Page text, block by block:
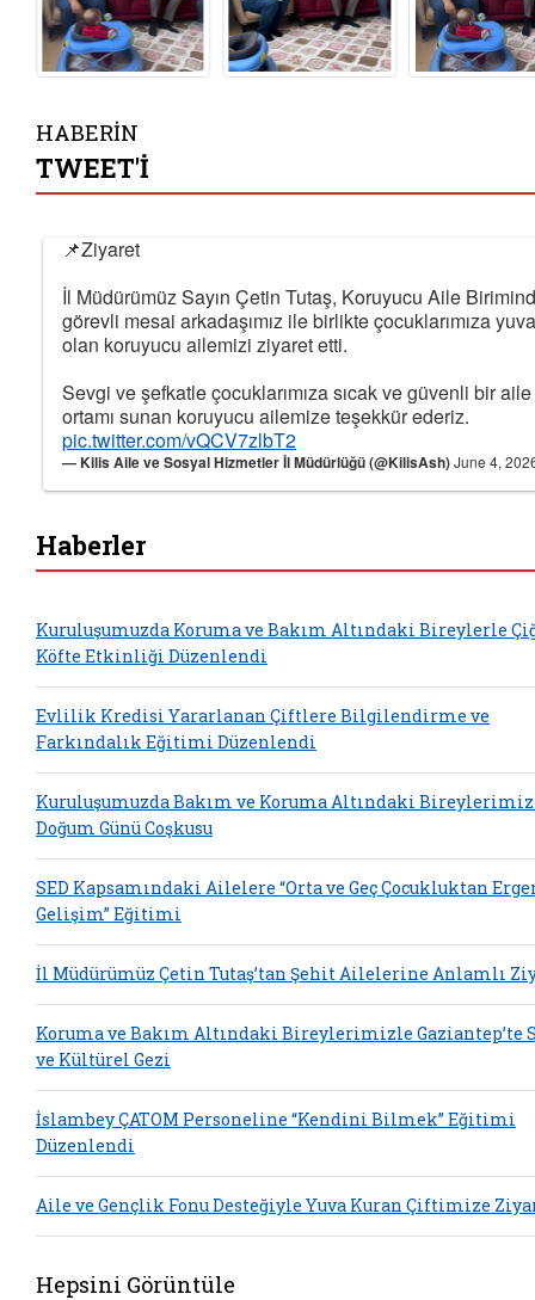
HABERİN
TWEET'İ
📌Ziyaret
İl Müdürümüz Sayın Çetin Tutaş, Koruyucu Aile
görevli mesai arkadaşımız ile birlikte çocuklarımıza yuva
olan koruyucu ailemizi ziyaret etti.
Sevgi ve şefkatle çocuklarımıza sıcak ve güvenli bir aile
ortamı sunan koruyucu ailemize teşekkür ederiz.
pic.twitter.com/vQCV7zlbT2
— Kilis Aile ve Sosyal Hizmetler İl Müdürlüğü (@KilisAsh)June 4,
Haberler
Kuruluşumuzda Koruma ve Bakım Altındaki Bireylerle
Köfte Etkinliği Düzenlendi
Evlilik Kredisi Yararlanan Çiftlere Bilgilendirme ve
Farkındalık Eğitimi Düzenlendi
Kuruluşumuzda Bakım ve Koruma Altındaki
Doğum Günü Coşkusu
SED Kapsamındaki Ailelere “Orta ve Geç Çocukluktan
Gelişim” Eğitimi
İl Müdürümüz Çetin Tutaş’tan Şehit Ailelerine Anlamlı
Koruma ve Bakım Altındaki Bireylerimizle Gaziantep’te
ve Kültürel Gezi
İslambey ÇATOM Personeline “Kendini Bilmek” Eğitimi
Düzenlendi
Aile ve Gençlik Fonu Desteğiyle Yuva Kuran Çiftimize
Hepsini Görüntüle